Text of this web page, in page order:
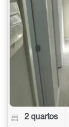
2 quartos